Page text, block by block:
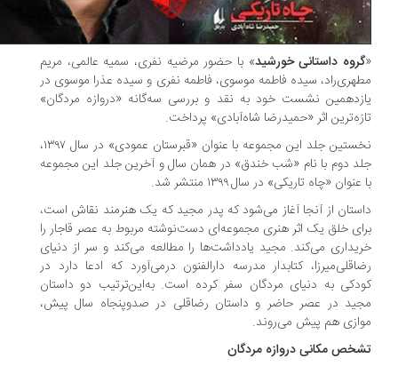
گروه داستانی خورشید» با حضور مرضیه نفری، سمیه عالمی، مریم
سیده فاطمه موسوی، فاطمه نفری و سیده عذرا موسوی در
نشست خود به نقد و بررسی سه‌گانه «دروازه مردگان»
اثر «حمیدرضا شاه‌آبادی» پرداخت.
نخستین جلد این مجموعه با عنوان «قبرستان عمودی» در سال ۱۳۹۷،
دوم با نام «شب خندق» در همان سال و آخرین جلد این مجموعه
«چاه تاریکی» در سال ۱۳۹۹ منتشر شد.
از آنجا آغاز می‌شود که پدر مجید که یک هنرمند نقاش است،
خلق یک اثر هنری مجموعه‌ای دست‌نوشته مربوط به عصر قاجار را
می‌کند. مجید یادداشت‌ها را مطالعه می‌کند و سر از دنیای
کتابدار مدرسه دارالفنون درمی‌آورد که ادعا دارد در
به دنیای مردگان سفر کرده است. به‌این‌ترتیب دو داستان
در عصر حاضر و داستان رضاقلی در صدوپنجاه سال پیش،
هم پیش می‌روند.
مکانی دروازه مردگان